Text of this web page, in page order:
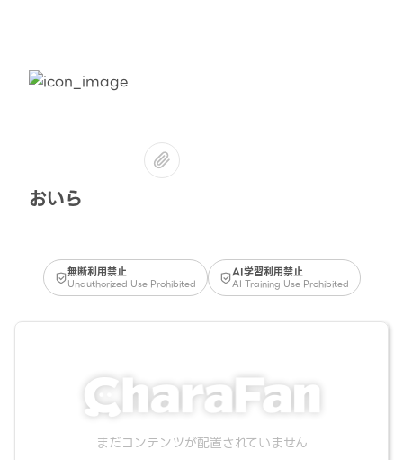
おいら
無断利用禁止
Unauthorized Use Prohibited
AI学習利用禁止
AI Training Use Prohibited
まだコンテンツが配置されていません